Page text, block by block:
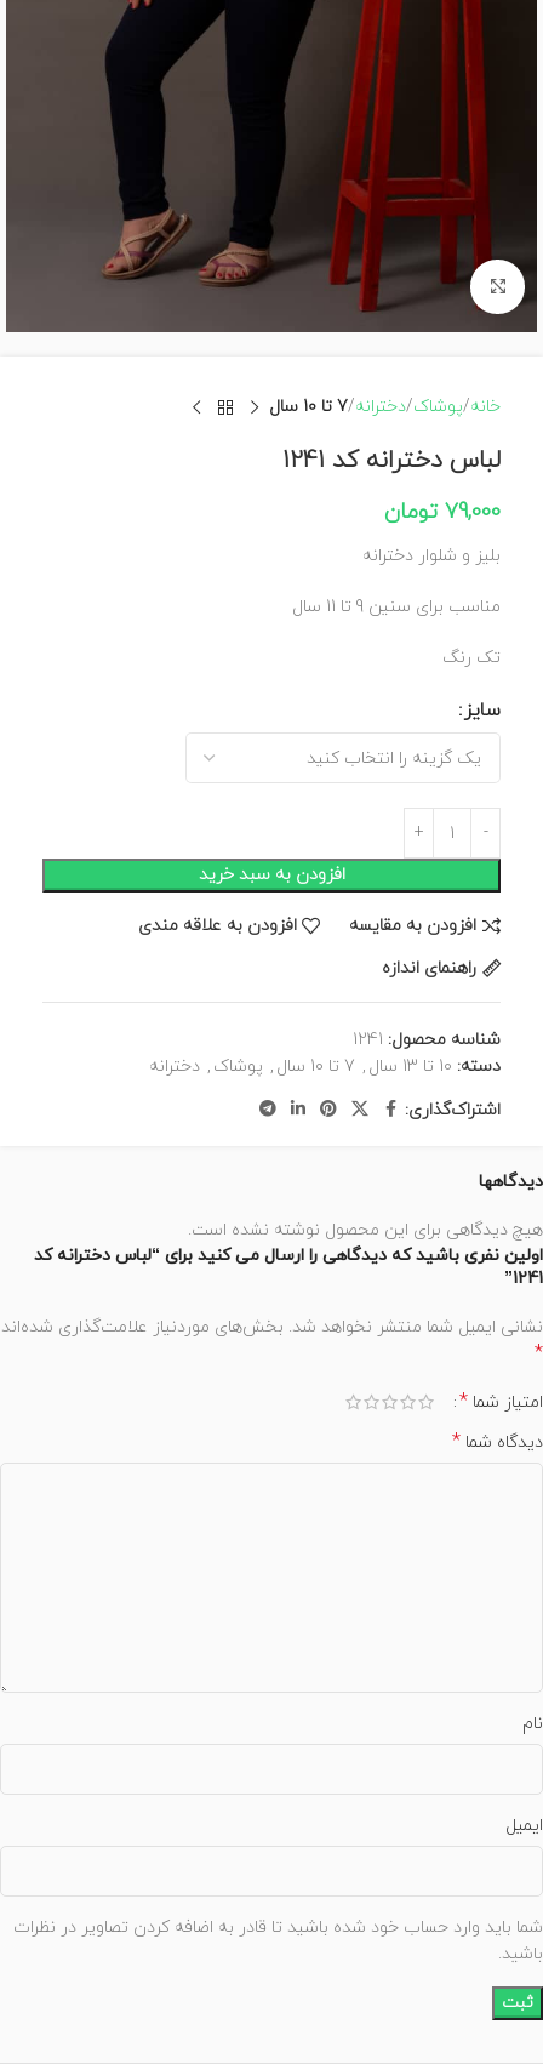
برای بزرگنمایی کلیک کنید
خانه پوشاک دخترانه 7 تا 10 سال
لباس دخترانه کد 1241
79,000 تومان
بلیز و شلوار دخترانه
مناسب برای سنین 9 تا 11 سال
تک رنگ
سایز
افزودن به سبد خرید
افزودن به مقایسه
افزودن به علاقه مندی
راهنمای اندازه
شناسه محصول: 1241
دسته: 10 تا 13 سال , 7 تا 10 سال , پوشاک , دخترانه
اشتراک‌گذاری:
دیدگاهها
هیچ دیدگاهی برای این محصول نوشته نشده است.
اولین نفری باشید که دیدگاهی را ارسال می کنید برای “لباس دخترانه کد
1241”
نشانی ایمیل شما منتشر نخواهد شد. بخش‌های موردنیاز علامت‌گذاری شده‌اند
*
امتیاز شما *
دیدگاه شما *
نام
ایمیل
شما باید وارد حساب خود شده باشید تا قادر به اضافه کردن تصاویر در نظرات
باشید.